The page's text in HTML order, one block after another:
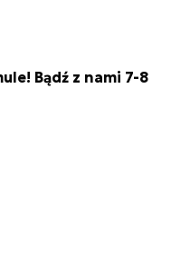
Bądź z nami 7-8